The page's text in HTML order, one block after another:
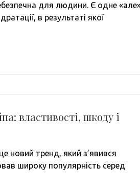
для людини. Є одне
в результаті якої
властивості, шкоду і
новий тренд, який з’явився
широку популярність серед